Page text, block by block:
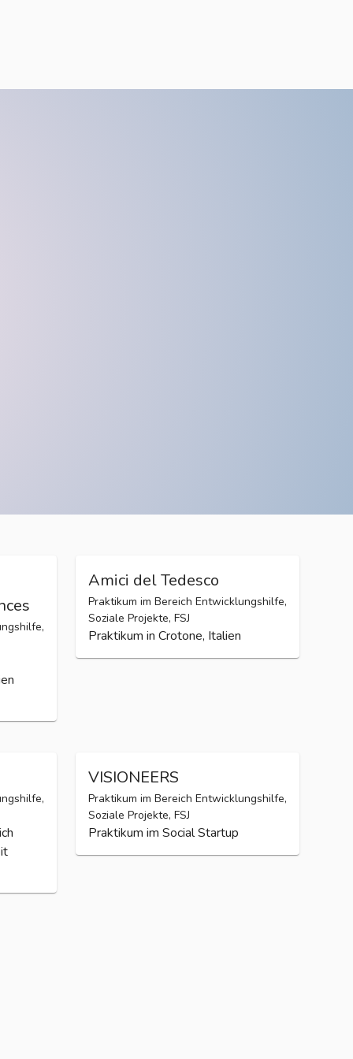
Amici del Tedesco
Praktikum im Bereich Entwicklungshilfe,
Soziale Projekte, FSJ
Praktikum in Crotone, Italien
VISIONEERS
Praktikum im Bereich Entwicklungshilfe,
Soziale Projekte, FSJ
Praktikum im Social Startup